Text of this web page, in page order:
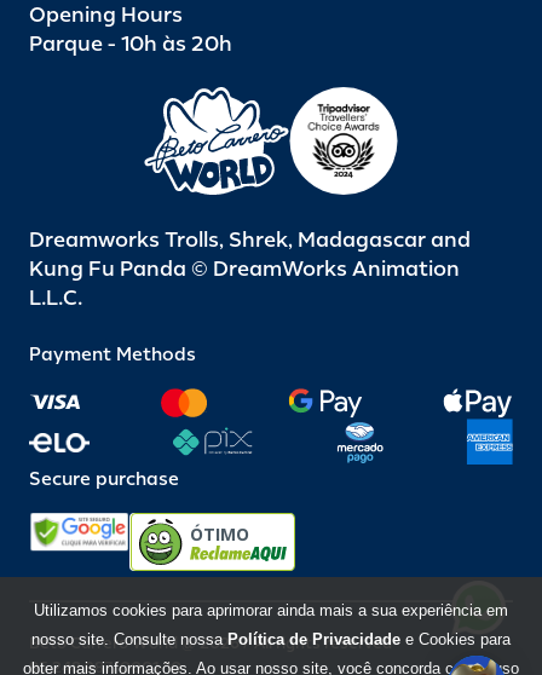
Opening Hours
Parque - 10h às 20h
Dreamworks Trolls, Shrek, Madagascar and
Kung Fu Panda © DreamWorks Animation
L.L.C.
Payment Methods
Secure purchase
ÓTIMO
Beto Carrero World @ 2026 / All rights reserved
85.248.987/0001-10
Utilizamos cookies para aprimorar ainda mais a sua experiência em
nosso site. Consulte nossa Política de Privacidade e Cookies para
obter mais informações. Ao usar nosso site, você concorda com o uso